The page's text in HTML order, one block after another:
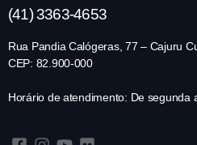
(41) 3363-4653
Rua Pandia Calógeras, 77 – Cajuru
CEP: 82.900-000
Horário de atendimento: De segunda